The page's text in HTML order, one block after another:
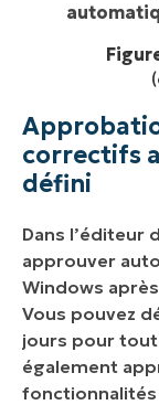
correctifs
défini
Dans l’éditeur
approuver
Windows
Vous pouvez
jours pour
également
fonctionnalités